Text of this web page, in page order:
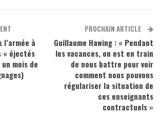
à
« éjectés
mois de
PROCHAIN ARTICLE
Guillaume Hawing : « Pendant
les vacances, on est en train
de nous battre pour voir
comment nous pouvons
régulariser la situation de
ces enseignants
contractuels »